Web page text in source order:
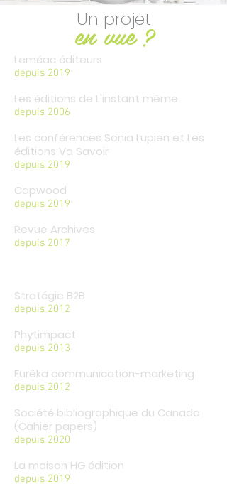
Un projet
en vue ?
Leméac éditeurs
depuis 2019
Les éditions de L'instant même
depuis 2006
Les conférences Sonia Lupien et Les
éditions Va Savoir
depuis 2019
Capwood
depuis 2019
Revue Archives
depuis 2017
Stratégie B2B
depuis 2012
Phytimpact
depuis 2013
Eurêka communication-marketing
depuis 2012
Société bibliographique du Canada
(Cahier papers)
depuis 2020
La maison HG édition
depuis 2019